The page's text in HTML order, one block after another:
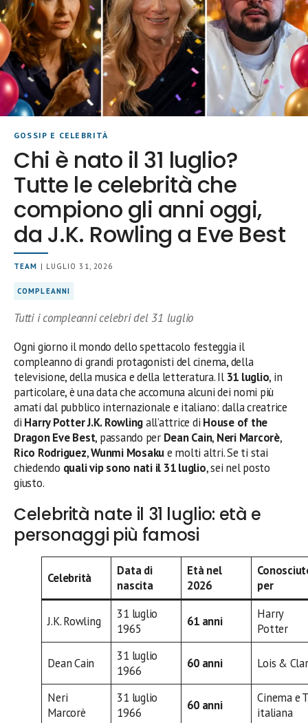
GOSSIP E CELEBRITÀ
Chi è nato il 31 luglio?
Tutte le celebrità che
compiono gli anni oggi,
da J.K. Rowling a Eve Best
TEAM | LUGLIO 31, 2026
COMPLEANNI
Tutti i compleanni celebri del 31 luglio
Ogni giorno il mondo dello spettacolo festeggia il
compleanno di grandi protagonisti del cinema, della
televisione, della musica e della letteratura. Il 31 luglio, in
particolare, è una data che accomuna alcuni dei nomi più
amati dal pubblico internazionale e italiano: dalla creatrice
di Harry PotterJ.K. Rowlingall’attrice di House of the
Dragon Eve Best, passando per Dean Cain, Neri Marcorè,
Rico Rodriguez,Wunmi Mosakue molti altri. Se ti stai
chiedendo quali vip sono nati il 31 luglio, sei nel posto
giusto.
Celebrità nate il 31 luglio: età e
personaggi più famosi
Celebrità
Data di
nascita
Età nel
2026
per
J.K. Rowling
31 luglio
1965
61 anni
Harry
Potter
Dean Cain
31 luglio
1966
60 anni Lois &
Neri
Marcorè
31 luglio
1966
60 anni
Cinema e
italiana